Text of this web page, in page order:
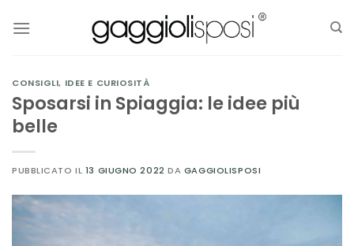
CONSIGLI, IDEE E CURIOSITÀ
Sposarsi in Spiaggia: le idee più
belle
PUBBLICATO IL 13 GIUGNO 2022 DA GAGGIOLISPOSI